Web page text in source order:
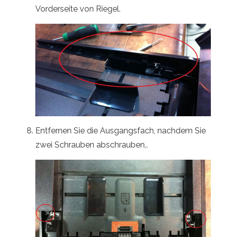
Vorderseite von Riegel.
Entfernen Sie die Ausgangsfach, nachdem Sie
zwei Schrauben abschrauben,.